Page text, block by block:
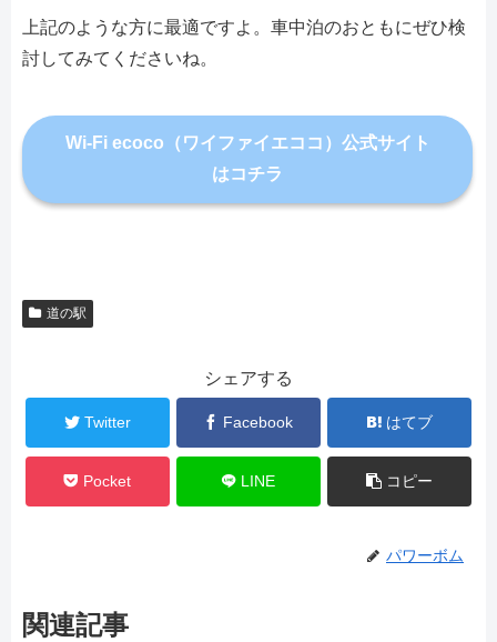
上記のような方に最適ですよ。車中泊のおともにぜひ検
討してみてくださいね。
Wi-Fi ecoco（ワイファイエココ）公式サイト
はコチラ
道の駅
シェアする
Twitter Facebook はてブ
Pocket LINE コピー
パワーボム
関連記事